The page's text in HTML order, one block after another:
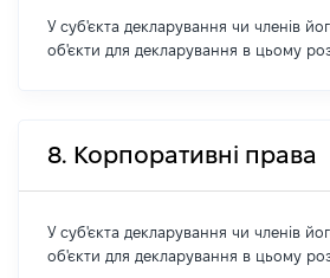
У суб'єкта декларування чи членів
об'єкти для декларування в цьому
8. Корпоративні права
У суб'єкта декларування чи членів
об'єкти для декларування в цьому